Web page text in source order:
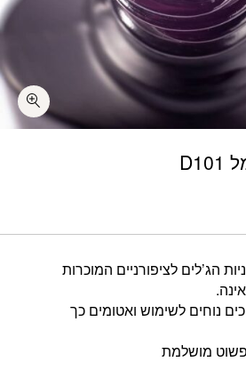
הג’לים לציפורניים המוכרות
נוחים לשימוש ואטומים כך
מושלמת